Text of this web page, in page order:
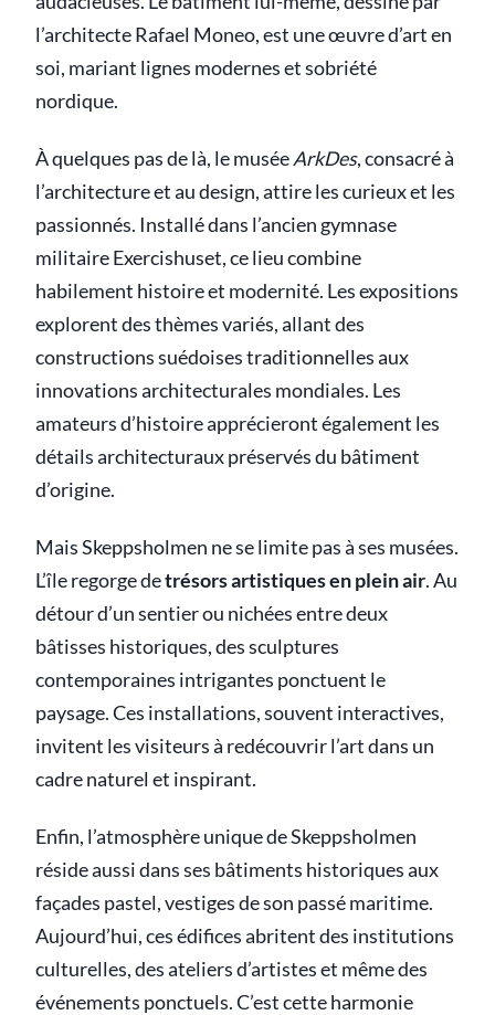
l’architecte Rafael Moneo, est une œuvre d’art en
soi, mariant lignes modernes et sobriété
nordique.
À quelques pas de là, le muséeArkDes, consacré à
l’architecture et au design, attire les curieux et les
passionnés. Installé dans l’ancien gymnase
militaire Exercishuset, ce lieu combine
habilement histoire et modernité. Les expositions
explorent des thèmes variés, allant des
constructions suédoises traditionnelles aux
innovations architecturales mondiales. Les
amateurs d’histoire apprécieront également les
détails architecturaux préservés du bâtiment
d’origine.
Mais Skeppsholmen ne se limite pas à ses musées.
L’île regorge detrésors artistiques en plein air. Au
détour d’un sentier ou nichées entre deux
bâtisses historiques, des sculptures
contemporaines intrigantes ponctuent le
paysage. Ces installations, souvent interactives,
invitent les visiteurs à redécouvrir l’art dans un
cadre naturel et inspirant.
Enfin, l’atmosphère unique de Skeppsholmen
réside aussi dans ses bâtiments historiques aux
façades pastel, vestiges de son passé maritime.
Aujourd’hui, ces édifices abritent des institutions
culturelles, des ateliers d’artistes et même des
événements ponctuels. C’est cette harmonie